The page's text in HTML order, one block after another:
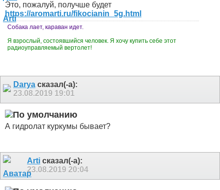
Это, пожалуй, получше будет
https://aromarti.ru/fikocianin_5g.html
Собака лает, караван идет.
Я взрослый, состоявшийся человек. Я хочу купить себе этот
радиоуправляемый вертолет!
Darya сказал(-а):
23.08.2019 19:01
А гидролат куркумы бывает?
Arti сказал(-а):
23.08.2019 20:04